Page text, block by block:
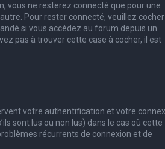
vous ne resterez connecté que pour une
Pour rester connecté, veuillez cocher
si vous accédez au forum depuis un
pas à trouver cette case à cocher, il est
votre authentification et votre
sont lus ou non lus) dans le cas où cette
récurrents de connexion et de